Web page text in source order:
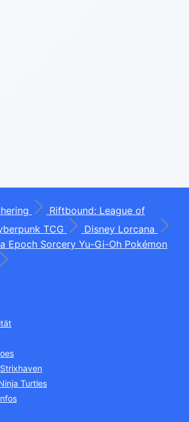
Riftbound: League of
TCG
Disney Lorcana
Epoch Sorcery Yu-Gi-Oh Pokémon
Turtles